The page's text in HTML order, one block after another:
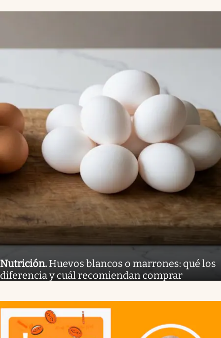
Nutrición. Huevos blancos o marrones: qué los
diferencia y cuál recomiendan comprar